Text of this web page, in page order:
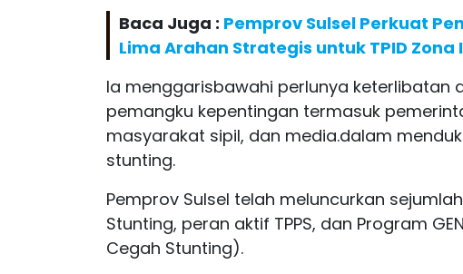
Baca Juga : Pemprov Sulsel Perkuat
Lima Arahan Strategis untuk TPID Zona
Ia menggarisbawahi perlunya keterlibatan
pemangku kepentingan termasuk
masyarakat sipil, dan media.dalam
stunting.
Pemprov Sulsel telah meluncurkan
Stunting, peran aktif TPPS, dan Program
Cegah Stunting).